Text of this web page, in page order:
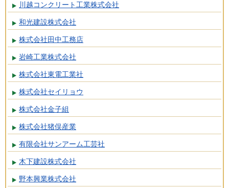
川越コンクリート工業株式会社
和光建設株式会社
株式会社田中工務店
岩崎工業株式会社
株式会社東電工業社
株式会社セイリョウ
株式会社金子組
株式会社猪俣産業
有限会社サンアーム工芸社
木下建設株式会社
野本興業株式会社